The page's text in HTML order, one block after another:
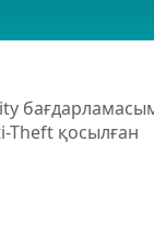
Theft қосылған